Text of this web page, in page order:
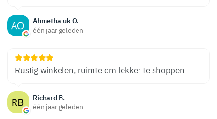
Ahmethaluk O.
één jaar geleden
Richard B.
één jaar geleden
Rustig winkelen, ruimte om lekker te shoppen